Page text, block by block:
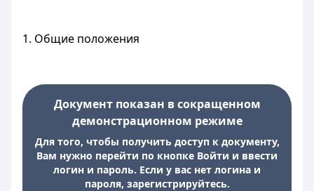
1. Общие положения
Документ показан в сокращенном
демонстрационном режиме
Для того, чтобы получить доступ к документу,
Вам нужно перейти по кнопке Войти и ввести
логин и пароль. Если у вас нет логина и
пароля, зарегистрируйтесь.